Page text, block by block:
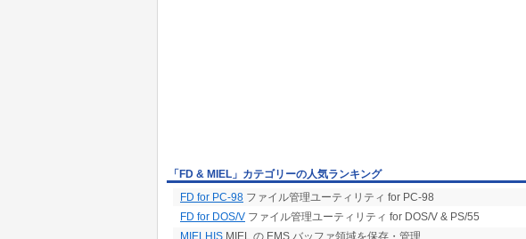
「FD & MIEL」カテゴリーの人気ランキング
FD for PC-98 ファイル管理ユーティリティ for PC-98
FD for DOS/V ファイル管理ユーティリティ for DOS/V & PS/55
MIELHIS MIEL の EMS バッファ領域を保存・管理